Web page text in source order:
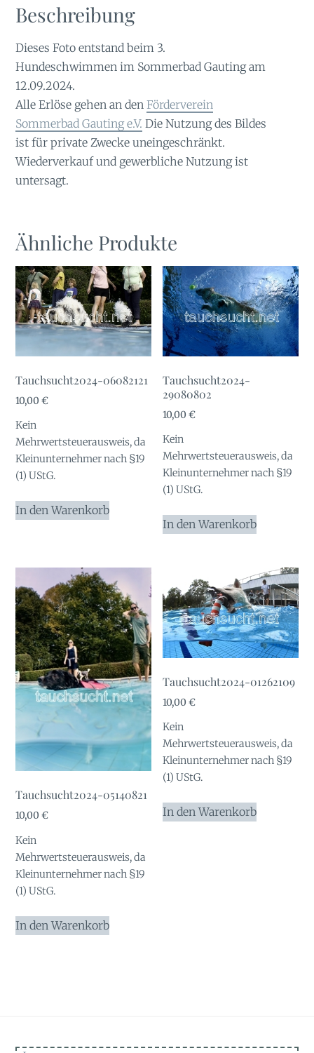
Beschreibung
Dieses Foto entstand beim 3.
Hundeschwimmen im Sommerbad Gauting am
12.09.2024.
Alle Erlöse gehen an denFörderverein
Sommerbad Gauting e.V. Die Nutzung des Bildes
ist für private Zwecke uneingeschränkt.
Wiederverkauf und gewerbliche Nutzung ist
untersagt.
Ähnliche Produkte
Tauchsucht2024-06082121
10,00€
Kein
Mehrwertsteuerausweis, da
Kleinunternehmer nach §19
(1) UStG.
In den Warenkorb
Tauchsucht2024-
29080802
10,00€
Kein
Mehrwertsteuerausweis, da
Kleinunternehmer nach §19
(1) UStG.
In den Warenkorb
Tauchsucht2024-05140821
10,00€
Kein
Mehrwertsteuerausweis, da
Kleinunternehmer nach §19
(1) UStG.
In den Warenkorb
Tauchsucht2024-01262109
10,00€
Kein
Mehrwertsteuerausweis, da
Kleinunternehmer nach §19
(1) UStG.
In den Warenkorb